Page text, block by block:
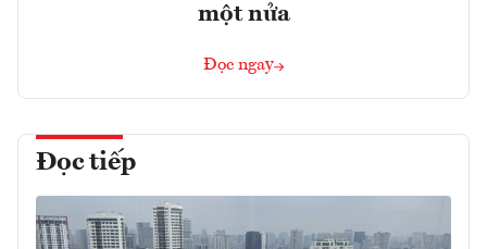
một nửa
Đọc ngay
Đọc tiếp